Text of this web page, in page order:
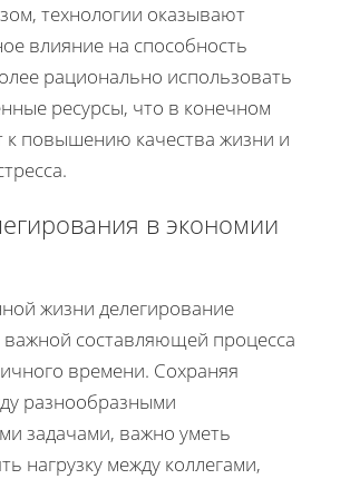
технологии оказывают
влияние на способность
рационально использовать
ресурсы, что в конечном
к повышению качества жизни и
в экономии
жизни делегирование
важной составляющей процесса
времени. Сохраняя
разнообразными
задачами, важно уметь
нагрузку между коллегами,